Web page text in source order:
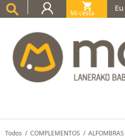
Mi cesta
(0)
Eu
Todos / COMPLEMENTOS /